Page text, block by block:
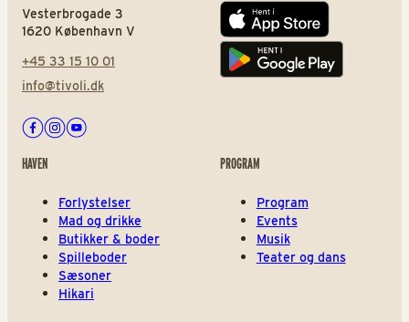
Vesterbrogade 3
1620 København V
+45 33 15 10 01
info@tivoli.dk
Facebook
Instagram
Youtube
App store
Play store
HAVEN
Forlystelser
Mad og drikke
Butikker & boder
Spilleboder
Sæsoner
Hikari
PROGRAM
Program
Events
Musik
Teater og dans